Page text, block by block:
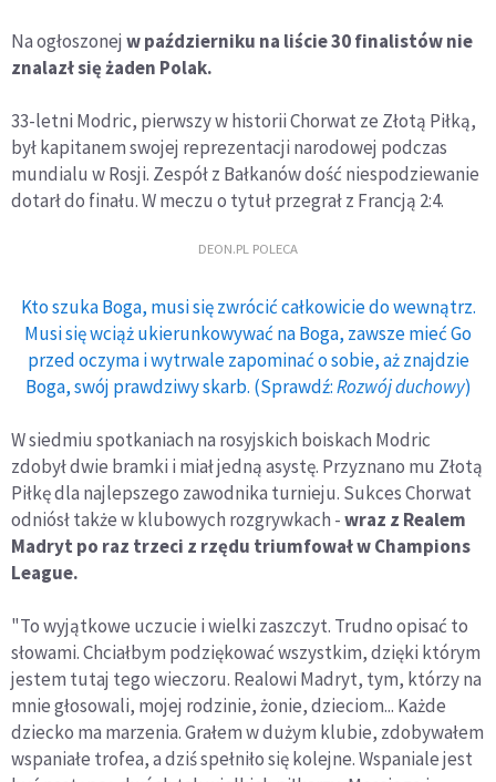
Na ogłoszonej w październiku na liście 30 finalistów nie
znalazł się żaden Polak.
33-letni Modric, pierwszy w historii Chorwat ze Złotą Piłką,
był kapitanem swojej reprezentacji narodowej podczas
mundialu w Rosji. Zespół z Bałkanów dość niespodziewanie
dotarł do finału. W meczu o tytuł przegrał z Francją 2:4.
DEON.PL POLECA
Kto szuka Boga, musi się zwrócić całkowicie do wewnątrz.
Musi się wciąż ukierunkowywać na Boga, zawsze mieć Go
przed oczyma i wytrwale zapominać o sobie, aż znajdzie
Boga, swój prawdziwy skarb. (Sprawdź:Rozwój duchowy)
W siedmiu spotkaniach na rosyjskich boiskach Modric
zdobył dwie bramki i miał jedną asystę. Przyznano mu Złotą
Piłkę dla najlepszego zawodnika turnieju. Sukces Chorwat
odniósł także w klubowych rozgrywkach -wraz z Realem
Madryt po raz trzeci z rzędu triumfował w Champions
League.
"To wyjątkowe uczucie i wielki zaszczyt. Trudno opisać to
słowami. Chciałbym podziękować wszystkim, dzięki którym
jestem tutaj tego wieczoru. Realowi Madryt, tym, którzy na
mnie głosowali, mojej rodzinie, żonie, dzieciom... Każde
dziecko ma marzenia. Grałem w dużym klubie, zdobywałem
wspaniałe trofea, a dziś spełniło się kolejne. Wspaniale jest